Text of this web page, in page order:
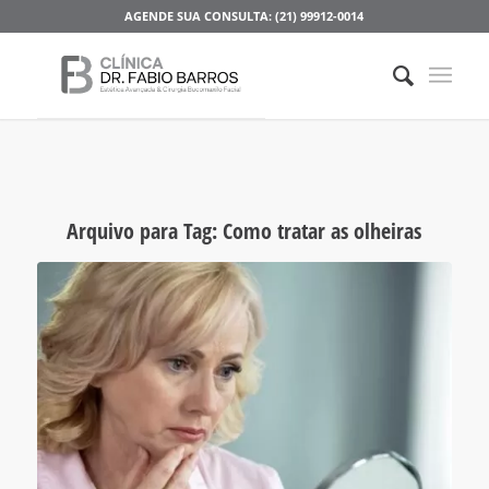
AGENDE SUA CONSULTA: (21) 99912-0014
Arquivo para Tag:Como tratar as olheiras